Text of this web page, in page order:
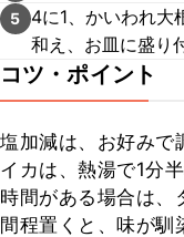
5
4に1、かいわれ大
和え、お皿に盛り
コツ・ポイント
塩加減は、お好みで
イカは、熱湯で1分
時間がある場合は、
間程置くと、味が馴